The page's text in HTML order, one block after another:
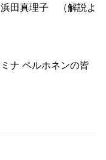
田真理子 （解説よ
ナ ペルホネンの皆